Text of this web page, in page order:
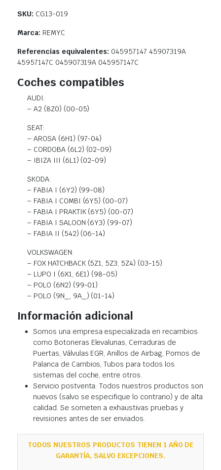
SKU: CG13-019
Marca: REMYC
Referencias equivalentes: 045957147 45907319A
45957147C 045907319A 045957147C
Coches compatibles
AUDI:
– A2 (8Z0) (00-05)
SEAT:
– AROSA (6H1) (97-04)
– CORDOBA (6L2) (02-09)
– IBIZA III (6L1) (02-09)
SKODA:
– FABIA I (6Y2) (99-08)
– FABIA I COMBI (6Y5) (00-07)
– FABIA I PRAKTIK (6Y5) (00-07)
– FABIA I SALOON (6Y3) (99-07)
– FABIA II (542) (06-14)
VOLKSWAGEN:
– FOX HATCHBACK (5Z1, 5Z3, 5Z4) (03-15)
– LUPO I (6X1, 6E1) (98-05)
– POLO (6N2) (99-01)
– POLO (9N_, 9A_) (01-14)
Información adicional
Somos una empresa especializada en recambios
como Botoneras Elevalunas, Cerraduras de
Puertas, Válvulas EGR, Anillos de Airbag, Pomos de
Palanca de Cambios, Tubos para todos los
sistemas del coche, entre otros.
Servicio postventa: Todos nuestros productos son
nuevos (salvo se especifique lo contrario) y de alta
calidad. Se someten a exhaustivas pruebas y
revisiones antes de ser enviados.
TODOS NUESTROS PRODUCTOS TIENEN 1 AÑO DE
GARANTÍA, SALVO EXCEPCIONES.